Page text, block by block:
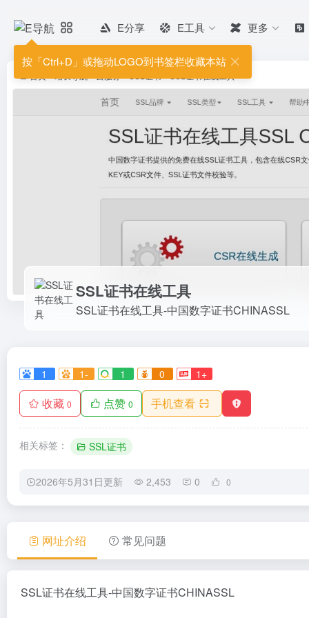
按「Ctrl+D」或拖动LOGO到书签栏收藏本站
E分享 E工具 更多
SSL证书在线工具
SSL证书在线工具-中国数字证书CHINASSL
1 1- 1 0 1+
收藏 0 点赞 0 手机查看
相关标签： SSL证书
2026年5月31日更新 2,453 0 0
SSL证书在线工具-中国数字证书
网址介绍 常见问题
SSL证书在线工具-中国数字证书CHINASSL